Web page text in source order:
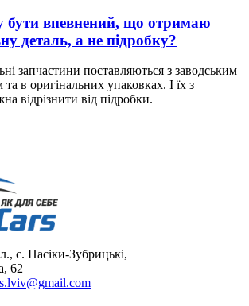
бути впевнений, що отримаю
деталь, а не підробку?
запчастини поставляються з заводським
в оригінальних упаковках. І їх з
відрізнити від підробки.
с. Пасіки-Зубрицькі,
62